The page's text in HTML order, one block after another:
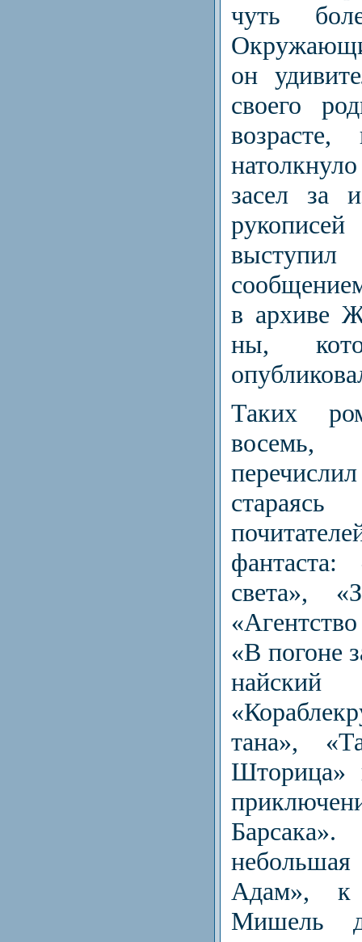
чуть
он
своего
засел за
в архиве
ны,
Таких
света»,
«В погоне
тана»,
Шторица»
Адам», к
Мишель